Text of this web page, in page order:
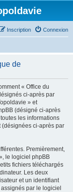
Connexion
Inscription
de
« Office du
ci-après par
» et
(désigné ci-après
les informations
(désignées ci-après par
Premièrement,
le logiciel phpBB
fichiers téléchargés
Les deux
et un identifiant
par le logiciel